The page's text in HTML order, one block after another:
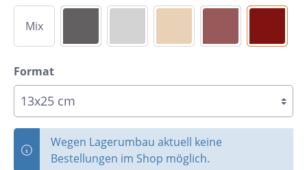
Mix
Format
Wegen Lagerumbau aktuell keine
Bestellungen im Shop möglich.